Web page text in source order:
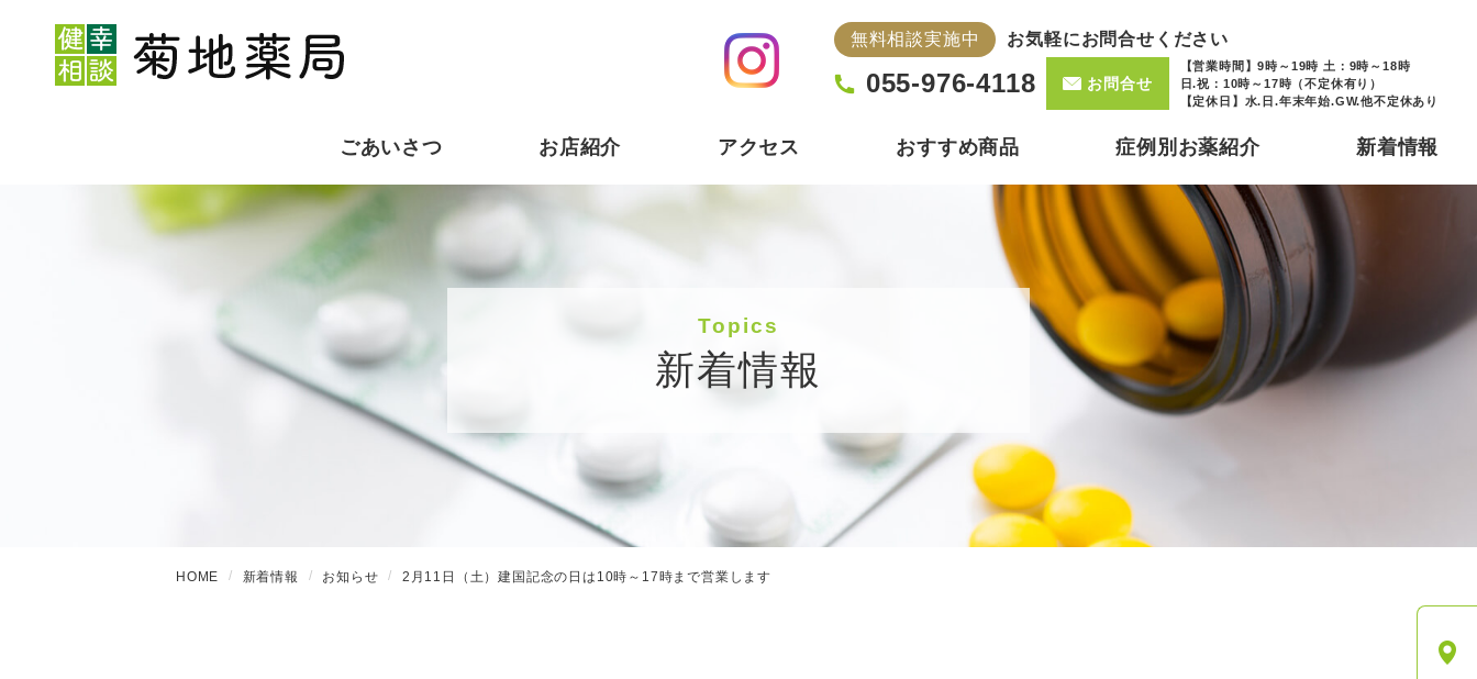
無料相談実施中 お気軽にお問合せください
055-976-4118 お問合せ
【営業時間】9時～19時 土：9時～18時
日.祝：10時～17時（不定休有り）
【定休日】水.日.年末年始.GW.他不定休あり
ごあいさつ お店紹介 アクセス おすすめ商品 症例別お薬紹介 新着情報
Topics
新着情報
HOME 新着情報 お知らせ 2月11日（土）建国記念の日は10時～17時まで営業します